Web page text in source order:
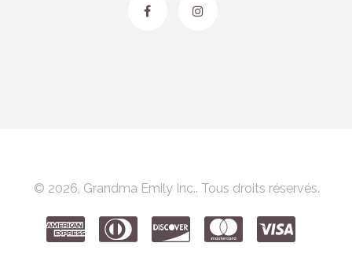
© 2026, Grandma Emily Inc.. Tous droits réservés.